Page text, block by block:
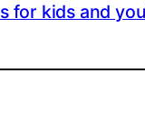
for kids and